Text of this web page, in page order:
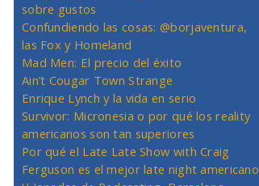
sobre gustos
Confundiendo las cosas: @borjaventura,
las Fox y Homeland
Mad Men: El precio del éxito
Ain’t Cougar Town Strange
Enrique Lynch y la vida en serio
Survivor: Micronesia o por qué los reality
americanos son tan superiores
Por qué el Late Late Show with Craig
Ferguson es el mejor late night americano